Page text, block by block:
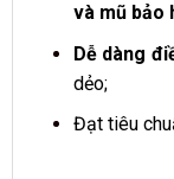
và mũ bảo
Dễ dàng
dẻo;
Đạt tiêu